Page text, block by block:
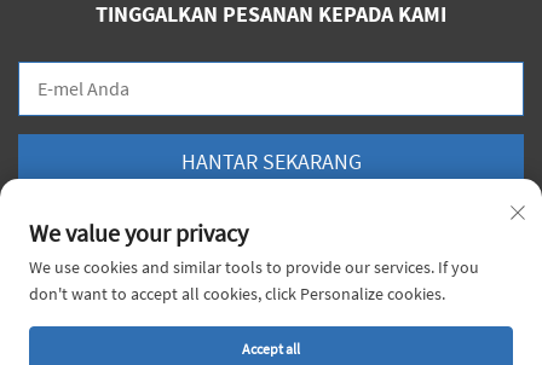
TINGGALKAN PESANAN KEPADA KAMI
HANTAR SEKARANG
We value your privacy
We use cookies and similar tools to provide our services. If you
don't want to accept all cookies, click Personalize cookies.
Accept all